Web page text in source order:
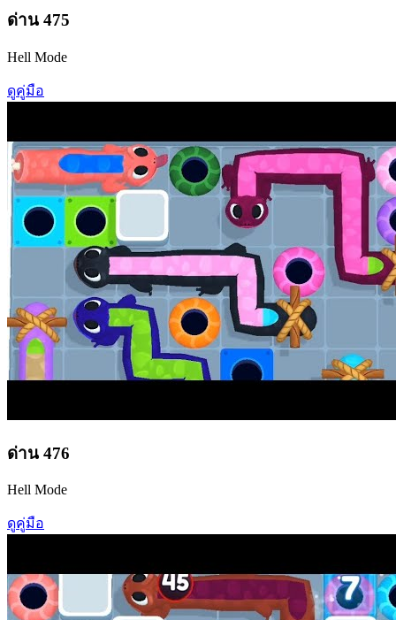
ด่าน 475
Hell Mode
ดูคู่มือ
ด่าน 476
Hell Mode
ดูคู่มือ